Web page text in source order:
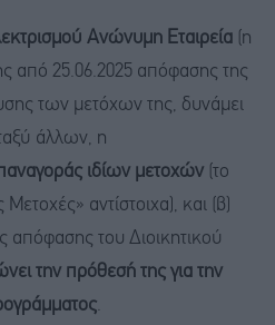
Ανώνυμη Εταιρεία (η
από 25.06.2025 απόφασης της
των μετόχων της, δυνάμει
άλλων, η
ιδίων μετοχών (το
αντίστοιχα), και (β)
απόφασης του Διοικητικού
την πρόθεσή της για την
.